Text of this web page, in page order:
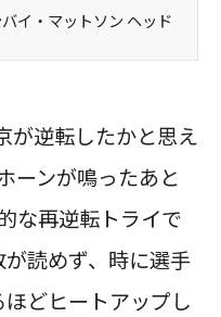
イ・マットソン ヘッド
が逆転したかと思え
ーンが鳴ったあと
な再逆転トライで
読めず、時に選手
どヒートアップし